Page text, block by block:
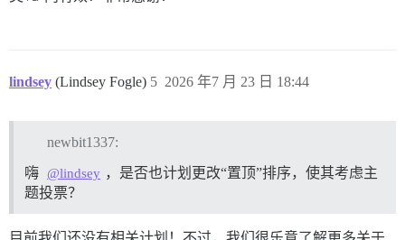
lindsey (Lindsey Fogle) 2026 年7 月 23 日 18:44
5
newbit1337:
嗨 @lindsey ，是否也计划更改“置顶”排序，使其考虑主
题投票？